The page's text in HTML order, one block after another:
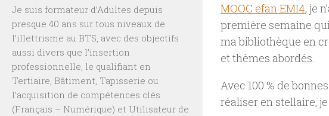
MOOC efan EMI4, je
première semaine
ma bibliothèque en
et thèmes abordés.
Avec 100 % de
réaliser en stellaire,
Je suis formateur d’Adultes depuis
presque 40 ans sur tous niveaux de
l’illettrisme au BTS, avec des objectifs
aussi divers que l’insertion
professionnelle, le qualifiant en
Tertiaire, Bâtiment, Tapisserie ou
l’acquisition de compétences clés
(Français – Numérique) et Utilisateur de